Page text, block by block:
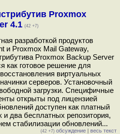
Proxmox
4.1 (42 +7)
разработкой продуктов
и Proxmox Mail Gateway,
Proxmox Backup Server
как готовое решение для
виртуальных
серверов. Установочный
загрузки. Специфичные
открыты под лицензией
доступен как платный
и два бесплатных репозитория,
стабилизации обновлений...
(42 +7) обсуждение | весь текст